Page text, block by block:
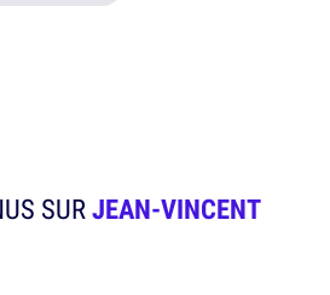
SURJEAN-VINCENT